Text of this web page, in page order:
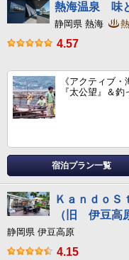
熱海温泉 味
静岡県 熱海
4.57
《アクティブ
『太公望』＆
宿泊プラン一覧
Ｋａｎｄｏ
（旧 伊豆高
静岡県 伊豆高原
4.15